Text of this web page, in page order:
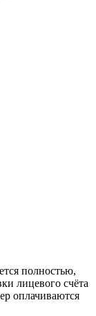
полностью,
лицевого счёта
оплачиваются